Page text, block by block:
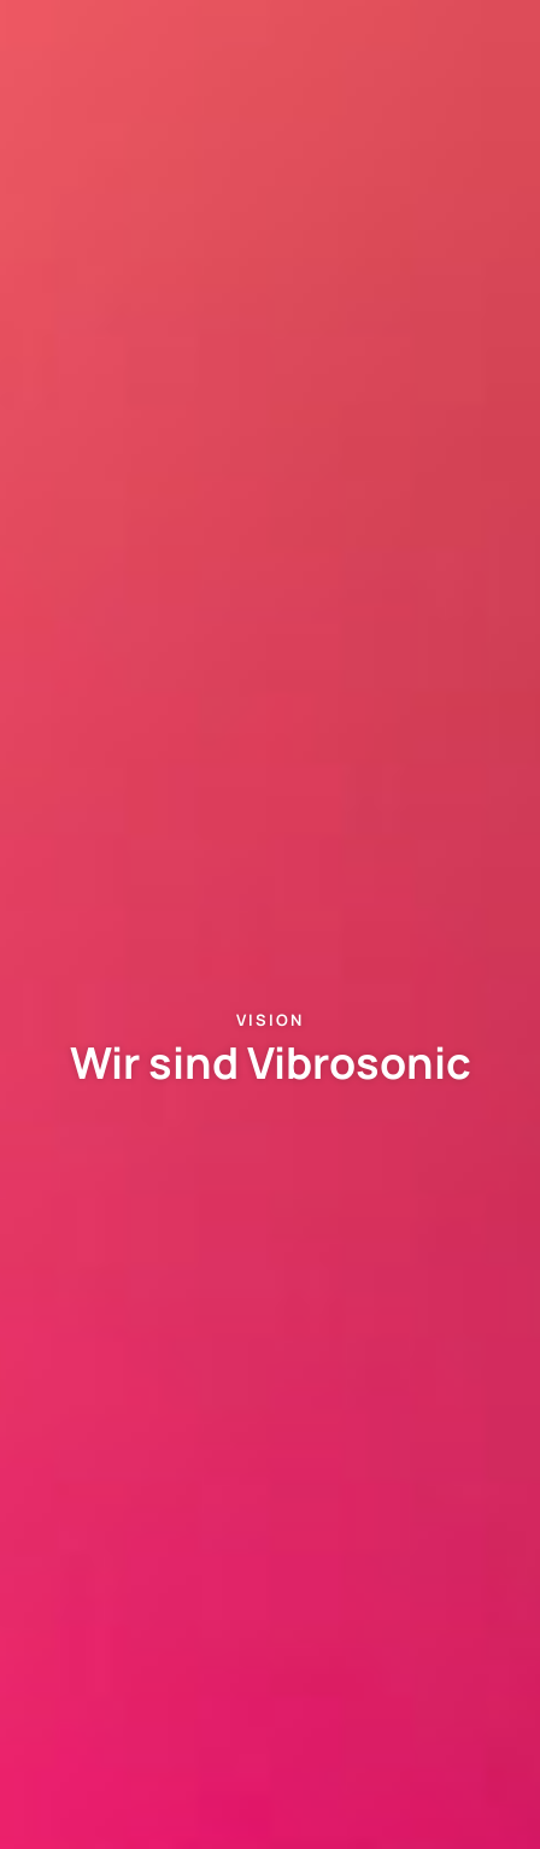
VISION
Wir sind Vibrosonic